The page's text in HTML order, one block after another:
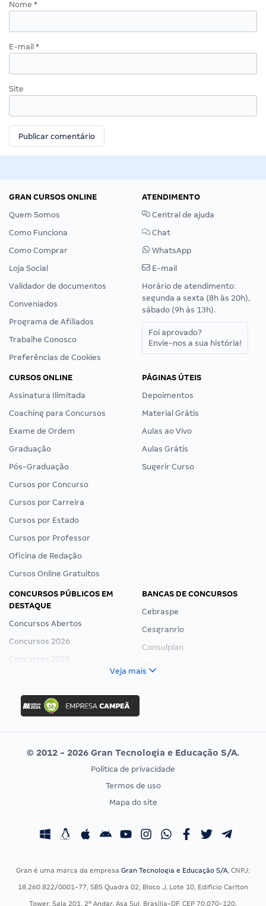
Nome *
E-mail *
Site
GRAN CURSOS ONLINE
Quem Somos
Como Funciona
Como Comprar
Loja Social
Validador de documentos
Conveniados
Programa de Afiliados
Trabalhe Conosco
Preferências de Cookies
ATENDIMENTO
Central de ajuda
Chat
WhatsApp
E-mail
Horário de atendimento:
segunda a sexta (8h às 20h),
sábado (9h às 13h).
Foi aprovado?
Envie-nos a sua história!
CURSOS ONLINE
Assinatura Ilimitada
Coaching para Concursos
Exame de Ordem
Graduação
Pós-Graduação
Cursos por Concurso
Cursos por Carreira
Cursos por Estado
Cursos por Professor
Oficina de Redação
Cursos Online Gratuitos
PÁGINAS ÚTEIS
Depoimentos
Material Grátis
Aulas ao Vivo
Aulas Grátis
Sugerir Curso
CONCURSOS PÚBLICOS EM
DESTAQUE
Concursos Abertos
Concursos 2026
Concursos 2025
Concurso Nacional Unificado
Concurso Ibama
Concurso MPU
Editais publicados
BANCAS DE CONCURSOS
Cebraspe
Cesgranrio
Consulplan
Vunesp
CONCURSOS POR PROFISSÃO
Concursos Fiscais
EXAME DE ORDEM
Calendário OAB
Veja mais
© 2012 - 2026 Gran Tecnologia e Educação S/A.
Política de privacidade
Termos de uso
Mapa do site
Gran é uma marca da empresa Gran Tecnologia e Educação S/A, CNPJ:
18.260.822/0001-77, SBS Quadra 02, Bloco J, Lote 10, Edifício Carlton
Tower, Sala 201, 2º Andar, Asa Sul, Brasília-DF, CEP 70.070-120.